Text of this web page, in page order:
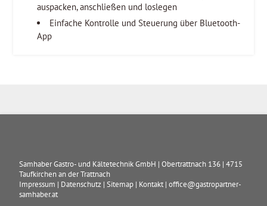
auspacken, anschließen und loslegen
Einfache Kontrolle und Steuerung über Bluetooth-
App
Samhaber Gastro- und Kältetechnik GmbH |Obertrattnach 136 |4715
Taufkirchen an der Trattnach
Impressum | Datenschutz |Sitemap | Kontakt |office@gastropartner-
samhaber.at